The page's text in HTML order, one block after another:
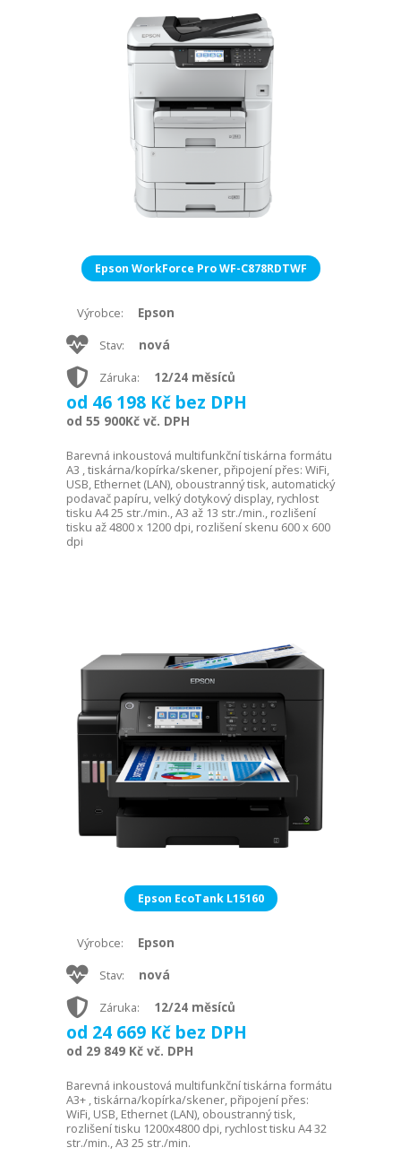
Epson WorkForce Pro WF-C878RDTWF
Výrobce: Epson
Stav: nová
Záruka: 12/24 měsíců
od 46 198 Kč bez DPH
od 55 900Kč vč. DPH
Barevná inkoustová multifunkční tiskárna formátu
A3 , tiskárna/kopírka/skener, připojení přes: WiFi,
USB, Ethernet (LAN), oboustranný tisk, automatický
podavač papíru, velký dotykový display, rychlost
tisku A4 25 str./min., A3 až 13 str./min., rozlišení
tisku až 4800 x 1200 dpi, rozlišení skenu 600 x 600
dpi
Epson EcoTank L15160
Výrobce: Epson
Stav: nová
Záruka: 12/24 měsíců
od 24 669 Kč bez DPH
od 29 849 Kč vč. DPH
Barevná inkoustová multifunkční tiskárna formátu
A3+ , tiskárna/kopírka/skener, připojení přes:
WiFi, USB, Ethernet (LAN), oboustranný tisk,
rozlišení tisku 1200x4800 dpi, rychlost tisku A4 32
str./min., A3 25 str./min.